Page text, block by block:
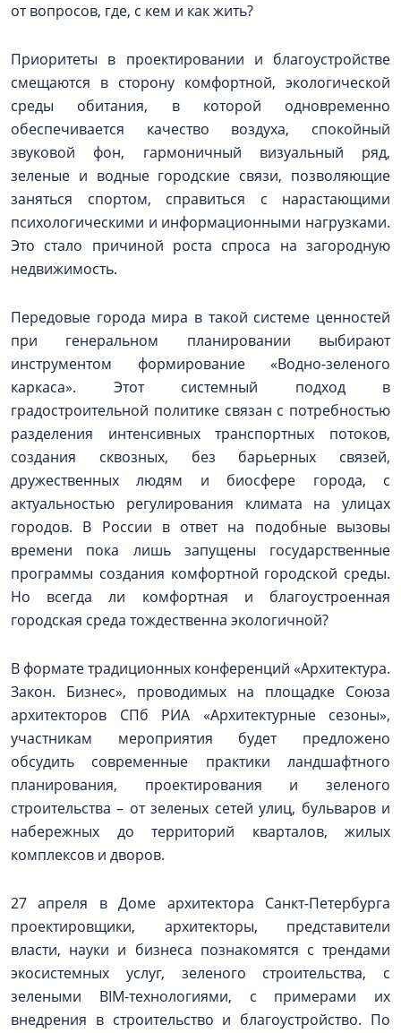
от вопросов, где, с кем и как жить?
Приоритеты в проектировании и благоустройстве
смещаются в сторону комфортной, экологической
среды обитания, в которой одновременно
обеспечивается качество воздуха, спокойный
звуковой фон, гармоничный визуальный ряд,
зеленые и водные городские связи, позволяющие
заняться спортом, справиться с нарастающими
психологическими и информационными нагрузками.
Это стало причиной роста спроса на загородную
недвижимость.
Передовые города мира в такой системе ценностей
при генеральном планировании выбирают
инструментом формирование «Водно-зеленого
каркаса». Этот системный подход в
градостроительной политике связан с потребностью
разделения интенсивных транспортных потоков,
создания сквозных, без барьерных связей,
дружественных людям и биосфере города, с
актуальностью регулирования климата на улицах
городов. В России в ответ на подобные вызовы
времени пока лишь запущены государственные
программы создания комфортной городской среды.
Но всегда ли комфортная и благоустроенная
городская среда тождественна экологичной?
В формате традиционных конференций «Архитектура.
Закон. Бизнес», проводимых на площадке Союза
архитекторов СПб РИА «Архитектурные сезоны»,
участникам мероприятия будет предложено
обсудить современные практики ландшафтного
планирования, проектирования и зеленого
строительства – от зеленых сетей улиц, бульваров и
набережных до территорий кварталов, жилых
комплексов и дворов.
27 апреля в Доме архитектора Санкт-Петербурга
проектировщики, архитекторы, представители
власти, науки и бизнеса познакомятся с трендами
экосистемных услуг, зеленого строительства, с
зелеными BIM-технологиями, с примерами их
внедрения в строительство и благоустройство. По